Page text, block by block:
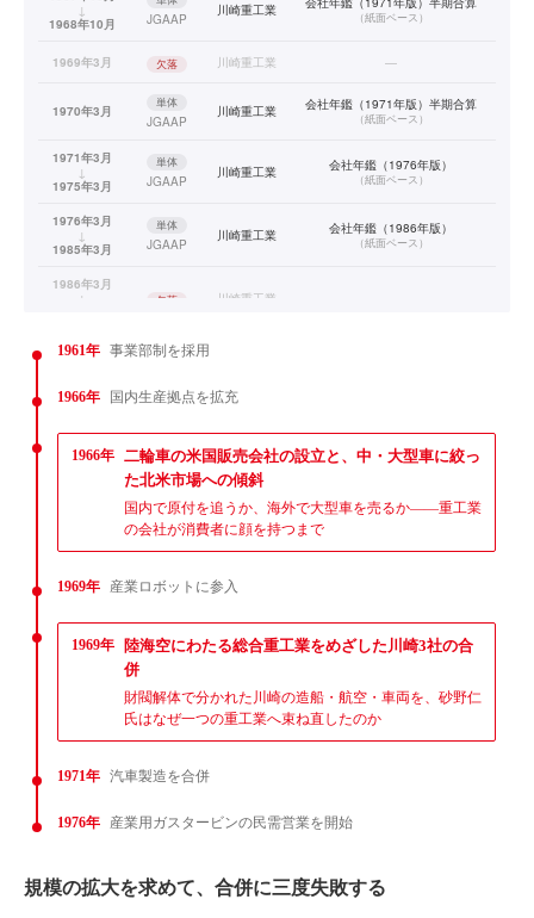
↓
1968年10月
JGAAP
川崎重工業 （紙面ベース）
1969年3月 欠落 川崎重工業 —
1970年3月
単体
JGAAP
川崎重工業 会社年鑑（1971年版）半期合算
（紙面ベース）
1971年3月
↓
1975年3月
単体
JGAAP
川崎重工業 会社年鑑（1976年版）
（紙面ベース）
1976年3月
↓
1985年3月
単体
JGAAP
川崎重工業 会社年鑑（1986年版）
（紙面ベース）
1986年3月
↓
欠落 川崎重工業
1961年 事業部制を採用
1966年 国内生産拠点を拡充
1966年 二輪車の米国販売会社の設立と、中・大型車に絞っ
た北米市場への傾斜
国内で原付を追うか、海外で大型車を売るか——重工業
の会社が消費者に顔を持つまで
1969年 産業ロボットに参入
1969年
陸海空にわたる総合重工業をめざした川崎3社の合
併
財閥解体で分かれた川崎の造船・航空・車両を、砂野仁
氏はなぜ一つの重工業へ束ね直したのか
1971年 汽車製造を合併
1976年 産業用ガスタービンの民需営業を開始
規模の拡大を求めて、合併に三度失敗する